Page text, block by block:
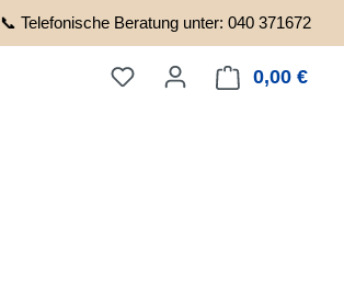
📞 Telefonische Beratung unter: 040 371672
0,00 €